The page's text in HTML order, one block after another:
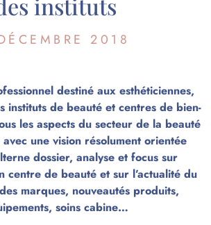
2018
destiné aux esthéticiennes,
instituts de beauté et centres de bien-
les aspects du secteur de la beauté
une vision résolument orientée
dossier, analyse et focus sur
centre de beauté et sur l’actualité du
marques, nouveautés produits,
soins cabine…